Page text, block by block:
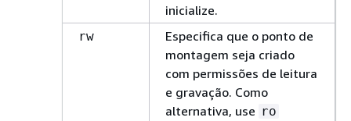
inicialize.
rw
Especifica que o ponto de
montagem seja criado
com permissões de leitura
e gravação. Como
alternativa, use ro